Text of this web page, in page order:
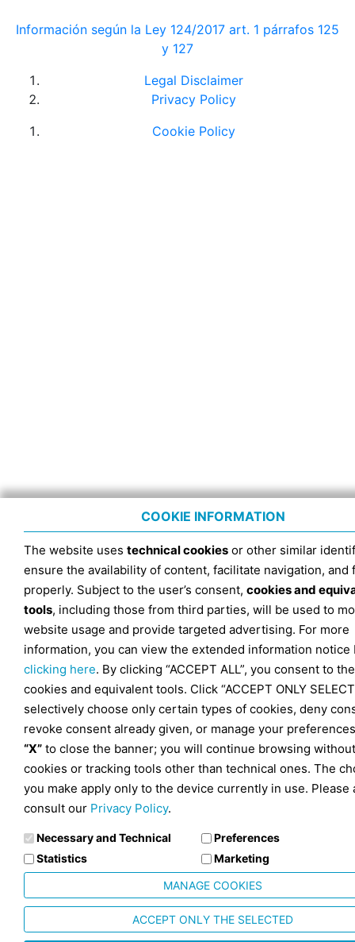
Información según la Ley 124/2017 art. 1 párrafos 125
y 127
Legal Disclaimer
Privacy Policy
Cookie Policy
COOKIE INFORMATION
The website uses technical cookies or other similar
ensure the availability of content, facilitate navigation, and
properly. Subject to the user’s consent, cookies and
tools, including those from third parties, will be used to
website usage and provide targeted advertising. For more
information, you can view the extended information notice
clicking here. By clicking “ACCEPT ALL”, you consent to
cookies and equivalent tools. Click “ACCEPT ONLY
selectively choose only certain types of cookies, deny
revoke consent already given, or manage your
“X” to close the banner; you will continue browsing without
cookies or tracking tools other than technical ones. The
you make apply only to the device currently in use. Please
consult our Privacy Policy.
Necessary and Technical
Preferences
Statistics
Marketing
MANAGE COOKIES
ACCEPT ONLY THE SELECTED